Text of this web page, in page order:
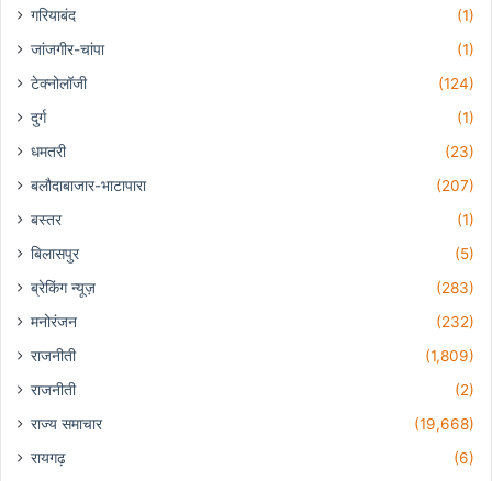
गरियाबंद
(1)
जांजगीर-चांपा
(1)
टेक्नोलॉजी
(124)
दुर्ग
(1)
धमतरी
(23)
बलौदाबाजार-भाटापारा
(207)
बस्तर
(1)
बिलासपुर
(5)
ब्रेकिंग न्यूज़
(283)
मनोरंजन
(232)
राजनीती
(1,809)
राजनीती
(2)
राज्य समाचार
(19,668)
रायगढ़
(6)